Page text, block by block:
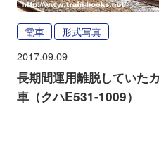
電車 形式写真
2017.09.09
長期間運用離脱していた
車（クハE531-1009）